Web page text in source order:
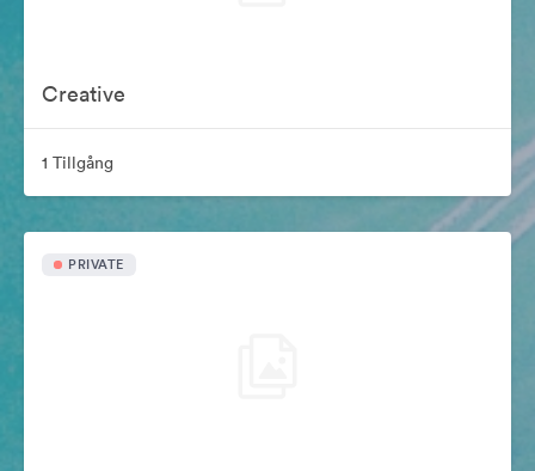
Creative
1 Tillgång
PRIVATE